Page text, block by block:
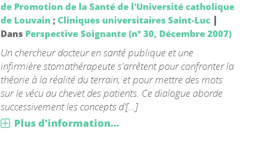
de Promotion de la Santé de l'Université catholique
de Louvain ; Cliniques universitaires Saint-Luc |
Dans Perspective Soignante (n° 30, Décembre 2007)
Un chercheur docteur en santé publique et une
infirmière stomathérapeute s'arrêtent pour confronter la
théorie à la réalité du terrain, et pour mettre des mots
sur le vécu au chevet des patients. Ce dialogue aborde
successivement les concepts d'[...]
Plus d'information...